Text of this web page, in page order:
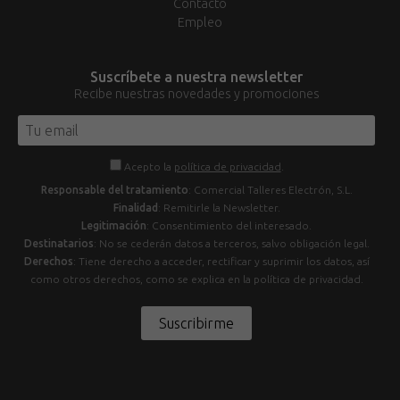
Contacto
Empleo
Suscríbete a nuestra newsletter
Recibe nuestras novedades y promociones
Acepto la política de privacidad
Responsable del tratamiento: Comercial Talleres Electrón, S.L.
Finalidad : Remitirle la Newsletter.
Legitimación: Consentimiento del interesado.
Destinatarios: No se cederán datos a terceros, salvo obligación legal.
Derechos: Tiene derecho a acceder, rectificar y suprimir los datos, así
como otros derechos, como se explica en la política de privacidad.
Suscribirme